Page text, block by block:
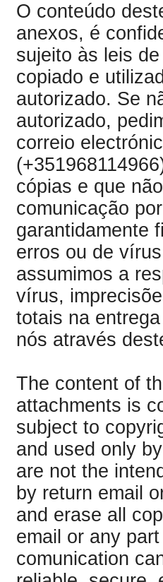
O conteúdo
anexos, é
sujeito às leis
copiado e
autorizado. Se
autorizado,
correio
cópias e que
comunicação
garantidamente
erros ou de
assumimos a
vírus,
totais na
nós através
The content of
attachments is
subject to
and used only
are not the
by return email
and erase all
email or any
comunication